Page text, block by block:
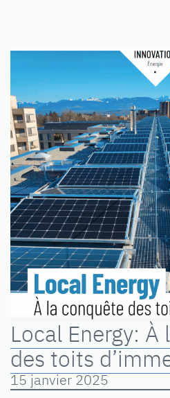
Local Energy:
des toits
15 janvier 2025